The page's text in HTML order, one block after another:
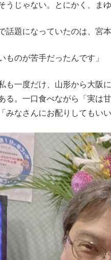
うじゃない。とにかく、ま
題になっていたのは、宮本
ものが苦手だったんです」
も一度だけ、山形から大阪
る。一口食べながら「実
みなさんにお配りしてもい